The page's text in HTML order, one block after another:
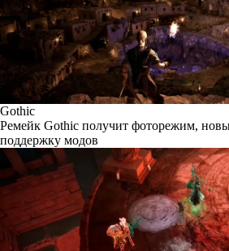
Gothic
Ремейк Gothic получит фоторежим,
поддержку модов